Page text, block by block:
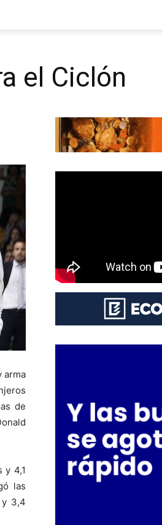
el Ciclón
arma
de
y 4,1
las
3,4